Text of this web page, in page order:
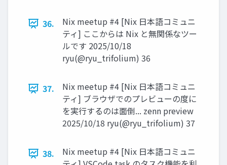
36.
Nix meetup #4 [Nix 日本語コミュニ
ティ] ここからは Nix と無関係なツー
ルです 2025/10/18
ryu(@ryu_trifolium) 36
37.
Nix meetup #4 [Nix 日本語コミュニ
ティ] ブラウザでのプレビューの度に
を実行するのは面倒... zenn preview
2025/10/18 ryu(@ryu_trifolium) 37
38.
Nix meetup #4 [Nix 日本語コミュニ